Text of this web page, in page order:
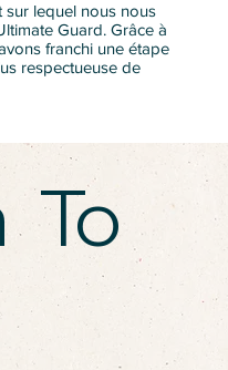
sur lequel nous nous
Guard. Grâce à
franchi une étape
respectueuse de
To